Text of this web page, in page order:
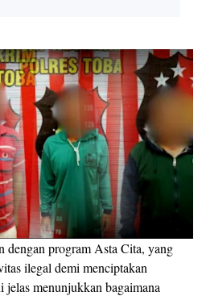
dengan program Asta Cita, yang
ilegal demi menciptakan
menunjukkan bagaimana